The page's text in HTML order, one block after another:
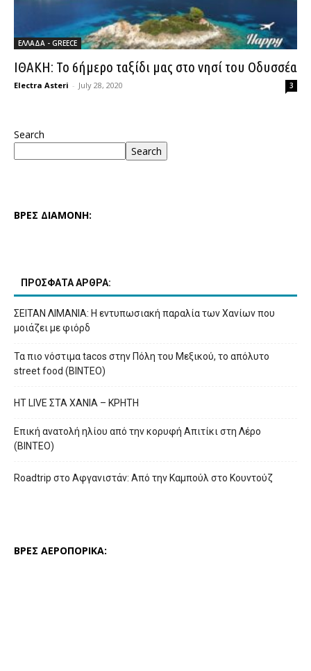
ΕΛΛΑΔΑ - GREECE
ΙΘΑΚΗ: Το 6ήμερο ταξίδι μας στο νησί του Οδυσσέα
Electra Asteri - July 28, 2020 3
Search
Search
ΒΡΕΣ ΔΙΑΜΟΝΗ:
ΠΡΟΣΦΑΤΑ ΑΡΘΡΑ:
ΣΕΙΤΑΝ ΛΙΜΑΝΙΑ: Η εντυπωσιακή παραλία των Χανίων που
μοιάζει με φιόρδ
Τα πιο νόστιμα tacos στην Πόλη του Μεξικού, το απόλυτο
street food (ΒΙΝΤΕΟ)
HT LIVE ΣΤΑ ΧΑΝΙΑ – ΚΡΗΤΗ
Επική ανατολή ηλίου από την κορυφή Απιτίκι στη Λέρο
(ΒΙΝΤΕΟ)
Roadtrip στο Αφγανιστάν: Από την Καμπούλ στο Κουντούζ
ΒΡΕΣ ΑΕΡΟΠΟΡΙΚΑ: